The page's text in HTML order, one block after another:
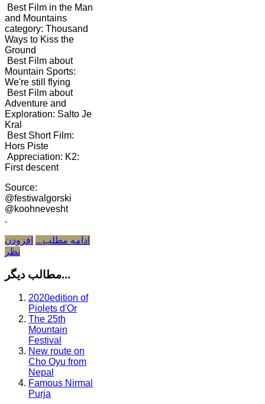
Best Film in the Man
and Mountains
category: Thousand
Ways to Kiss the
Ground
Best Film about
Mountain Sports:
We're still flying
Best Film about
Adventure and
Exploration: Salto Je
Kral
Best Short Film:
Hors Piste
Appreciation: K2:
First descent
Source:
@festiwalgorski
@koohnevesht
.
ادامه مطلب... افزودن
نظر
مطالب دیگر...
2020edition of
Piolets d'Or
The 25th
Mountain
Festival
New route on
Cho Oyu from
Nepal
Famous Nirmal
Purja